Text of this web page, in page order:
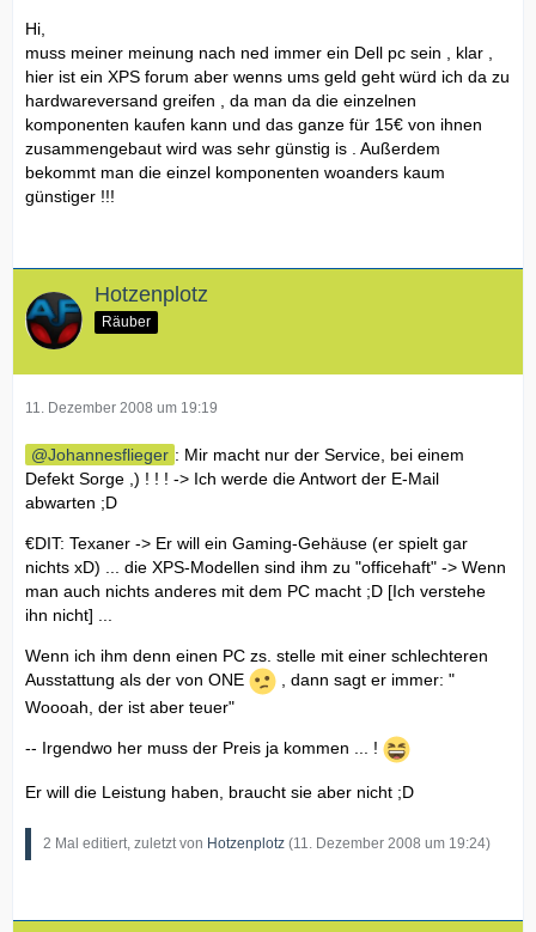
Hi,
muss meiner meinung nach ned immer ein Dell pc sein , klar ,
hier ist ein XPS forum aber wenns ums geld geht würd ich da zu
hardwareversand greifen , da man da die einzelnen
komponenten kaufen kann und das ganze für 15€ von ihnen
zusammengebaut wird was sehr günstig is . Außerdem
bekommt man die einzel komponenten woanders kaum
günstiger !!!
Hotzenplotz
Räuber
11. Dezember 2008 um 19:19
Johannesflieger : Mir macht nur der Service, bei einem
Defekt Sorge ,) ! ! ! -> Ich werde die Antwort der E-Mail
abwarten ;D
€DIT: Texaner -> Er will ein Gaming-Gehäuse (er spielt gar
nichts xD) ... die XPS-Modellen sind ihm zu "officehaft" -> Wenn
man auch nichts anderes mit dem PC macht ;D [Ich verstehe
ihn nicht] ...
Wenn ich ihm denn einen PC zs. stelle mit einer schlechteren
Ausstattung als der von ONE
, dann sagt er immer: "
Woooah, der ist aber teuer"
-- Irgendwo her muss der Preis ja kommen ... !
Er will die Leistung haben, braucht sie aber nicht ;D
2 Mal editiert, zuletzt von Hotzenplotz (11. Dezember 2008 um 19:24)